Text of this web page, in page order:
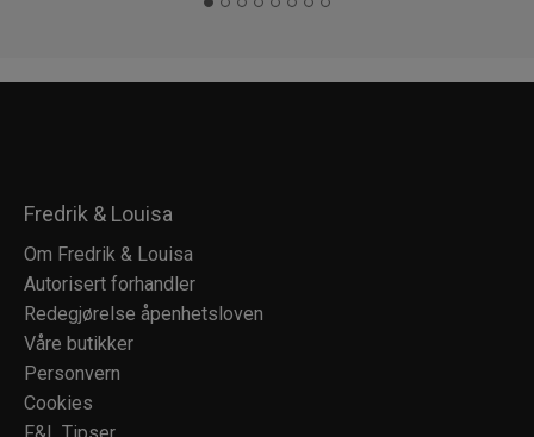
Fredrik & Louisa
Om Fredrik & Louisa
Autorisert forhandler
Redegjørelse åpenhetsloven
Våre butikker
Personvern
Cookies